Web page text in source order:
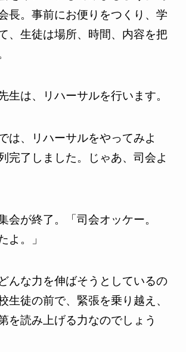
長。事前にお便りをつくり、学
、生徒は場所、時間、内容を把
生は、リハーサルを行います。
は、リハーサルをやってみよ
完了しました。じゃあ、司会よ
会が終了。「司会オッケー。
よ。」
んな力を伸ばそうとしているの
生徒の前で、緊張を乗り越え、
を読み上げる力なのでしょう